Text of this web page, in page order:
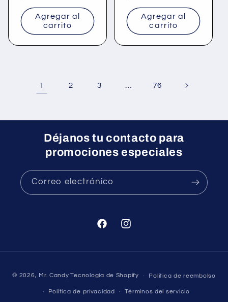
habitual
Agregar al
carrito
habitual
Agregar al
carrito
1 2 3 76
Déjanos tu contacto para
promociones especiales
Correo electrónico
FacebookInstagram
de
pago
© 2026, Mr. Candy Tecnología de Shopify Política de reembolso
Política de privacidad Términos del servicio